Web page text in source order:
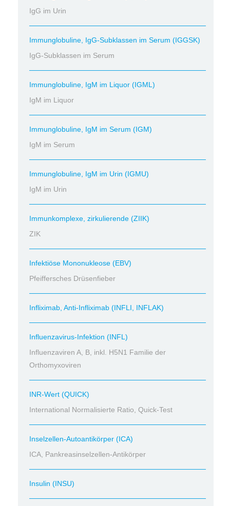
IgG im Urin
Immunglobuline, IgG-Subklassen im Serum (IGGSK)
IgG-Subklassen im Serum
Immunglobuline, IgM im Liquor (IGML)
IgM im Liquor
Immunglobuline, IgM im Serum (IGM)
IgM im Serum
Immunglobuline, IgM im Urin (IGMU)
IgM im Urin
Immunkomplexe, zirkulierende (ZIIK)
ZIK
Infektiöse Mononukleose (EBV)
Pfeiffersches Drüsenfieber
Infliximab, Anti-Infliximab (INFLI, INFLAK)
Influenzavirus-Infektion (INFL)
Influenzaviren A, B, inkl. H5N1 Familie der
Orthomyxoviren
INR-Wert (QUICK)
International Normalisierte Ratio, Quick-Test
Inselzellen-Autoantikörper (ICA)
ICA, Pankreasinselzellen-Antikörper
Insulin (INSU)